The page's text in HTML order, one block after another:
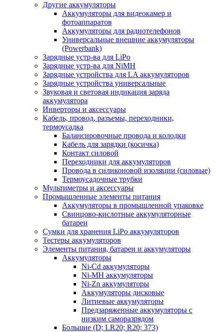
Другие аккумуляторы
Аккумуляторы для видеокамер и
фотоаппаратов
Аккумуляторы для радиотелефонов
Универсальные внешние аккумуляторы
(Powerbank)
Зарядные устр-ва для LiPo
Зарядные устр-ва для NiMH
Зарядные устройства для LA аккумуляторов
Зарядные устройства универсальные
Звуковая и световая индикация заряда
аккумулятора
Инверторы и аксессуары
Кабель, провод, разъемы, переходники,
термоусадка
Балансировочные провода и колодки
Кабель для зарядки (косичка)
Контакт силовой
Переходники для аккумуляторов
Провода в силиконовой изоляции (силовые)
Термоусадочные трубки
Мультиметры и аксессуары
Промышленные элементы питания
Аккумуляторы в промышленной упаковке
Свинцово-кислотные аккумуляторные
батареи
Сумки для хранения LiPo аккумуляторов
Тестеры аккумуляторов
Элементы питания, батареи и аккумуляторы
Аккумуляторы
Ni-Cd аккумуляторы
Ni-MH аккумуляторы
Ni-Zn аккумуляторы
Аккумуляторы дисковые
Литиевые аккумуляторы
Предзаряженные аккумуляторы с
низким саморазрядом
Большие (D; LR20; R20; 373)